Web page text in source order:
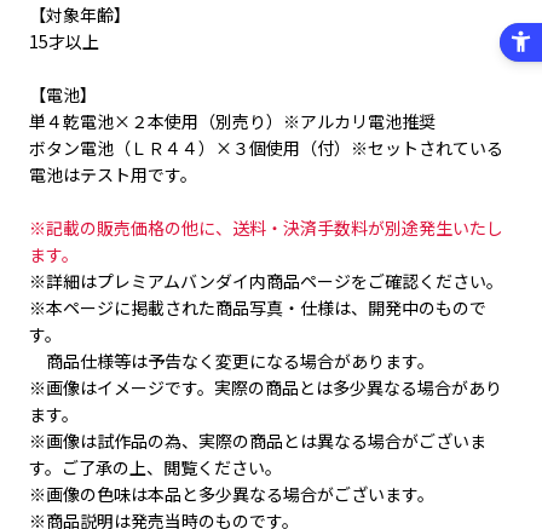
【対象年齢】
15才以上
【電池】
単４乾電池×２本使用（別売り）※アルカリ電池推奨
ボタン電池（ＬＲ４４）×３個使用（付）※セットされている
電池はテスト用です。
※記載の販売価格の他に、送料・決済手数料が別途発生いたし
ます。
※詳細はプレミアムバンダイ内商品ページをご確認ください。
※本ページに掲載された商品写真・仕様は、開発中のもので
す。
商品仕様等は予告なく変更になる場合があります。
※画像はイメージです。実際の商品とは多少異なる場合があり
ます。
※画像は試作品の為、実際の商品とは異なる場合がございま
す。ご了承の上、閲覧ください。
※画像の色味は本品と多少異なる場合がございます。
※商品説明は発売当時のものです。